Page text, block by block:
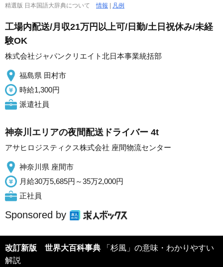
精選版 日本国語大辞典について情報 凡例
工場内配送/月収21万円以上可/日勤/土日祝休み/未経
験OK
株式会社ジャパンクリエイト北日本事業統括部
福島県 田村市
時給1,300円
派遣社員
神奈川エリアの夜間配送ドライバー 4t
アサヒロジスティクス株式会社 座間物流センター
神奈川県 座間市
月給30万5,685円～35万2,000円
正社員
Sponsored by
改訂新版 世界大百科事典
解説